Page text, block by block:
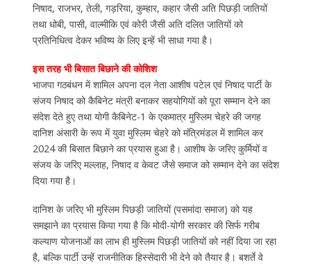
निषाद, राजभर, तेली, गड़रिया, कुम्हार, कहार जैसी अति पिछड़ी जातियों
तथा धोबी, पासी, वाल्मीकि एवं कोरी जैसी अति दलित जातियों को
प्रतिनिधित्व देकर भविष्य के लिए इन्हें भी साधा गया है।
इस तरह भी बिसात बिछाने की कोशिश
भाजपा गठबंधन में शामिल अपना दल नेता आशीष पटेल एवं निषाद पार्टी के
संजय निषाद को कैबिनेट मंत्री बनाकर सहयोगियों को पूरा सम्मान देने का
संदेश देते हुए तथा योगी कैबिनेट-1 के एकमात्र मुस्लिम चेहरे की जगह
दानिश अंसारी के रूप में युवा मुस्लिम चेहरे को मंत्रिमंडल में शामिल कर
2024 की बिसात बिछाने का प्रयास हुआ है। आशीष के जरिए कुर्मियों व
संजय के जरिए मल्लाह, निषाद व केवट जैसे समाज को सम्मान देने का संदेश
दिया गया है।
दानिश के जरिए भी मुस्लिम पिछड़ी जातियों (पसमांदा समाज) को यह
समझाने का प्रयास किया गया है कि मोदी-योगी सरकार की सिर्फ गरीब
कल्याण योजनाओं का लाभ ही मुस्लिम पिछड़ी जातियों को नहीं दिया जा रहा
है, बल्कि पार्टी उन्हें राजनीतिक हिस्सेदारी भी देने को तैयार है। बशर्ते वे